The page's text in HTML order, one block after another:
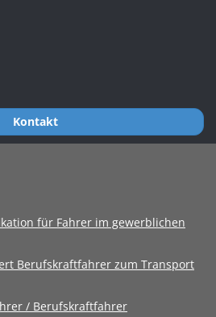
Kontakt
für Fahrer im gewerblichen
Berufskraftfahrer zum Transport
/ Berufskraftfahrer